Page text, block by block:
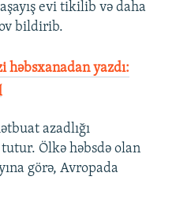
evi tikilib və daha
bildirib.
həbsxanadan yazdı:
azadlığı
Ölkə həbsdə olan
görə, Avropada